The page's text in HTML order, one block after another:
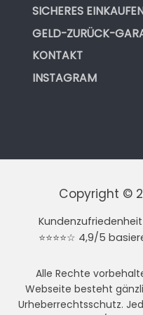
SICHERES
GELD-ZURÜCK-
KONTAKT
INSTAGRAM
Copyright ©
⭐⭐⭐⭐☆ 4,9/5
Alle Rechte
Webseite besteht
Urheberrechtsschutz.